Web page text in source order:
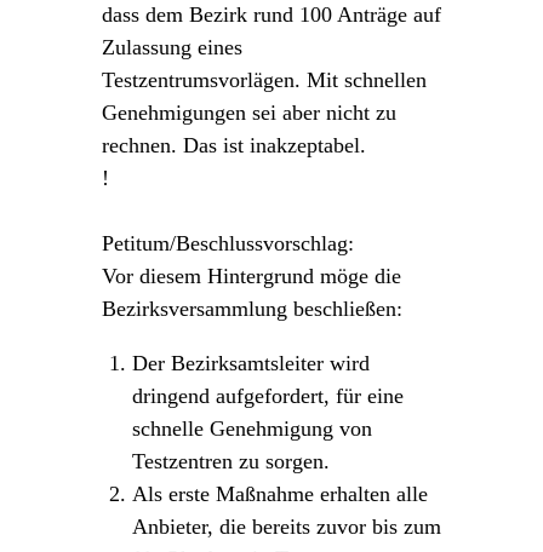
dass dem Bezirk rund 100 Anträge auf
Zulassung eines
Testzentrumsvorlägen. Mit schnellen
Genehmigungen sei aber nicht zu
rechnen. Das ist inakzeptabel.
!
Petitum/Beschlussvorschlag:
Vor diesem Hintergrund möge die
Bezirksversammlung beschließen:
Der Bezirksamtsleiter wird
dringend aufgefordert, für eine
schnelle Genehmigung von
Testzentren zu sorgen.
Als erste Maßnahme erhalten alle
Anbieter, die bereits zuvor bis zum